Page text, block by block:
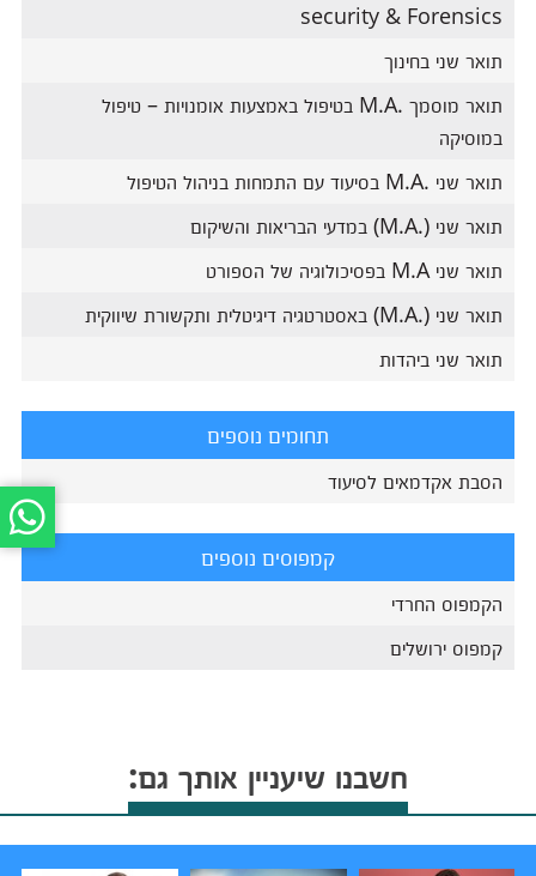
security & Forensics
תואר שני בחינוך
תואר מוסמך .M.A בטיפול באמצעות אומנויות – טיפול
במוסיקה
תואר שני .M.A בסיעוד עם התמחות בניהול הטיפול
תואר שני (.M.A) במדעי הבריאות והשיקום
תואר שני M.A בפסיכולוגיה של הספורט
תואר שני (.M.A) באסטרטגיה דיגיטלית ותקשורת שיווקית
תואר שני ביהדות
תחומים נוספים
הסבת אקדמאים לסיעוד
קמפוסים נוספים
הקמפוס החרדי
קמפוס ירושלים
חשבנו שיעניין אותך גם: